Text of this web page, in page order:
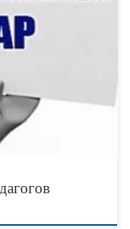
вебинарах для